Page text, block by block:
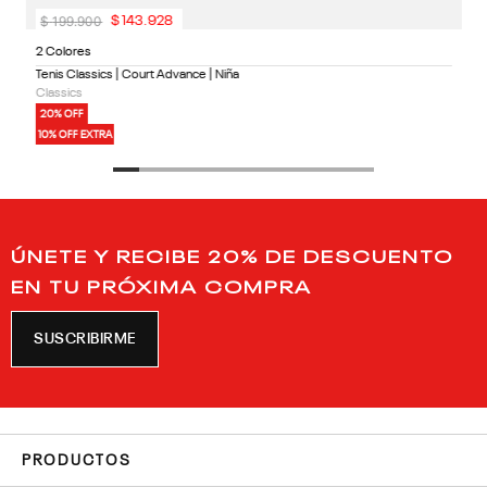
2 Colores
Tenis Classics | Court Advance | Niña
Classics
20% OFF
10% OFF EXTRA
$ 199.900 $ 143.928
ÚNETE Y RECIBE 20% DE DESCUENTO
EN TU PRÓXIMA COMPRA
SUSCRIBIRME
PRODUCTOS